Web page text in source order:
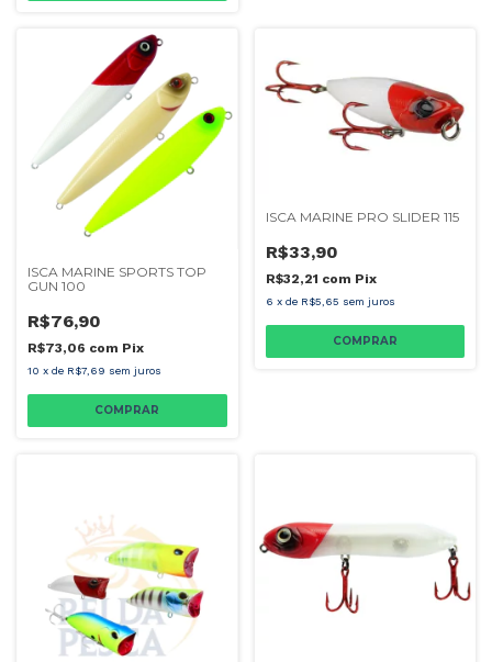
ISCA MARINE SPORTS TOP
GUN 100
R$76,90
R$73,06 com Pix
10 x de R$7,69 sem juros
COMPRAR
ISCA MARINE PRO SLIDER 115
R$33,90
R$32,21 com Pix
6 x de R$5,65 sem juros
COMPRAR